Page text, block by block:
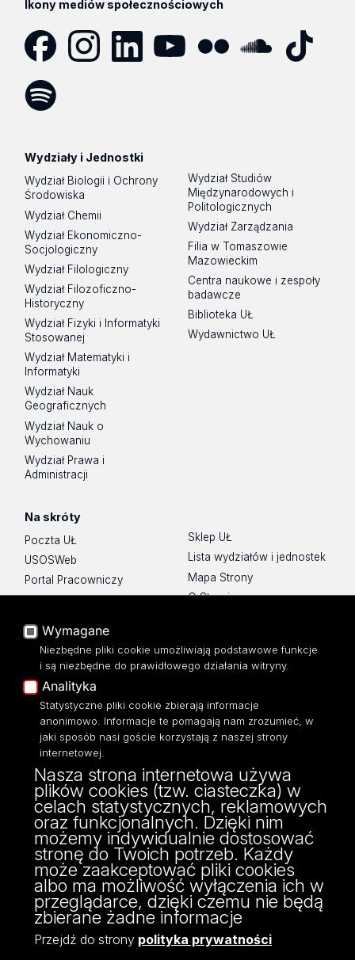
Ikony mediów społecznościowych
Wydziały i Jednostki
Wydział Biologii i Ochrony
Środowiska
Wydział Chemii
Wydział Ekonomiczno-
Socjologiczny
Wydział Filologiczny
Wydział Filozoficzno-
Historyczny
Wydział Fizyki i Informatyki
Stosowanej
Wydział Matematyki i
Informatyki
Wydział Nauk
Geograficznych
Wydział Nauk o
Wychowaniu
Wydział Prawa i
Administracji
Wydział Studiów
Międzynarodowych i
Politologicznych
Wydział Zarządzania
Filia w Tomaszowie
Mazowieckim
Centra naukowe i zespoły
badawcze
Biblioteka UŁ
Wydawnictwo UŁ
Na skróty
Poczta UŁ
USOSWeb
Portal Pracowniczy
Baza Aktów Własnych
Moodle
Eksperci UŁ
Polityka Prywatności
Dostępność
Sklep UŁ
Lista wydziałów i jednostek
Mapa Strony
O Stronie
ul. Narutowicza 68, 90-136 Łódź
NIP: 724 000 32 43
Adres do doręczeń elektronicznych (ADE):
AE:PL-74796-17640-IHHIV-17
KONTAKT
Wymagane
Niezbędne pliki cookie umożliwiają podstawowe funkcje
i są niezbędne do prawidłowego działania witryny.
Analityka
Statystyczne pliki cookie zbierają informacje
anonimowo. Informacje te pomagają nam zrozumieć, w
jaki sposób nasi goście korzystają z naszej strony
internetowej.
Nasza strona internetowa używa
plików cookies (tzw. ciasteczka) w
celach statystycznych, reklamowych
oraz funkcjonalnych. Dzięki nim
możemy indywidualnie dostosować
stronę do Twoich potrzeb. Każdy
może zaakceptować pliki cookies
albo ma możliwość wyłączenia ich w
przeglądarce, dzięki czemu nie będą
zbierane żadne informacje
Przejdź do strony polityka prywatności